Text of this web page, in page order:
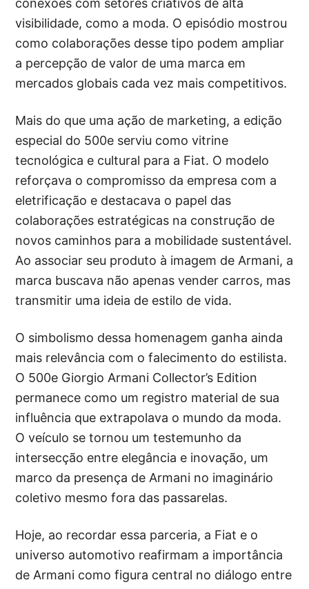
conexões com setores criativos de alta
visibilidade, como a moda. O episódio mostrou
como colaborações desse tipo podem ampliar
a percepção de valor de uma marca em
mercados globais cada vez mais competitivos.
Mais do que uma ação de marketing, a edição
especial do 500e serviu como vitrine
tecnológica e cultural para a Fiat. O modelo
reforçava o compromisso da empresa com a
eletrificação e destacava o papel das
colaborações estratégicas na construção de
novos caminhos para a mobilidade sustentável.
Ao associar seu produto à imagem de Armani, a
marca buscava não apenas vender carros, mas
transmitir uma ideia de estilo de vida.
O simbolismo dessa homenagem ganha ainda
mais relevância com o falecimento do estilista.
O 500e Giorgio Armani Collector’s Edition
permanece como um registro material de sua
influência que extrapolava o mundo da moda.
O veículo se tornou um testemunho da
intersecção entre elegância e inovação, um
marco da presença de Armani no imaginário
coletivo mesmo fora das passarelas.
Hoje, ao recordar essa parceria, a Fiat e o
universo automotivo reafirmam a importância
de Armani como figura central no diálogo entre